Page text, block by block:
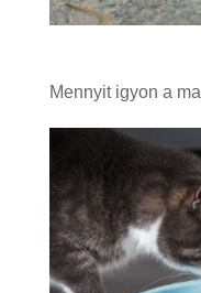
Mennyit igyon a